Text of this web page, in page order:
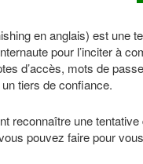
en anglais) est une
pour l’inciter à
d’accès, mots de
tiers de confiance.
reconnaître une tentative
pouvez faire pour